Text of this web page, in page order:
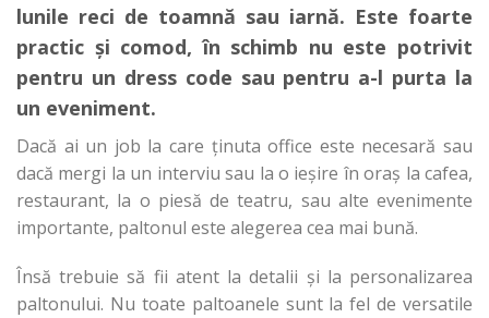
lunile reci de toamnă sau iarnă. Este foarte
practic și comod, în schimb nu este potrivit
pentru un dress code sau pentru a-l purta la
un eveniment.
Dacă ai un job la care ținuta office este necesară sau
dacă mergi la un interviu sau la o ieșire în oraș la cafea,
restaurant, la o piesă de teatru, sau alte evenimente
importante, paltonul este alegerea cea mai bună.
Însă trebuie să fii atent la detalii și la personalizarea
paltonului. Nu toate paltoanele sunt la fel de versatile